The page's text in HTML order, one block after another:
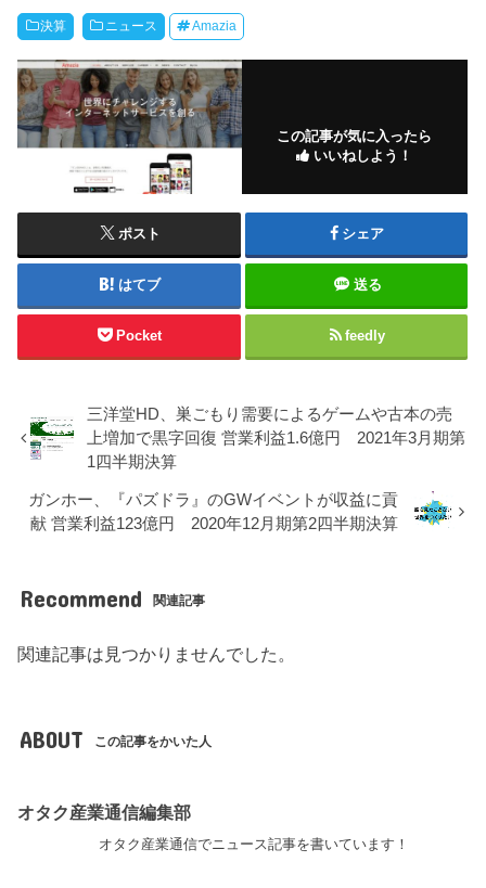
決算 ニュース Amazia
この記事が気に入ったら
いいねしよう！
ポスト シェア
はてブ 送る
Pocket feedly
三洋堂HD、巣ごもり需要によるゲームや古本の売
上増加で黒字回復 営業利益1.6億円 2021年3月期第
1四半期決算
ガンホー、『パズドラ』のGWイベントが収益に貢
献 営業利益123億円 2020年12月期第2四半期決算
Recommend 関連記事
関連記事は見つかりませんでした。
ABOUT この記事をかいた人
オタク産業通信編集部
オタク産業通信でニュース記事を書いています！